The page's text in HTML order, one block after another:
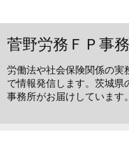
菅野労務ＦＰ事
労働法や社会保険関係の実
で情報発信します。茨城県
事務所がお届けしています。